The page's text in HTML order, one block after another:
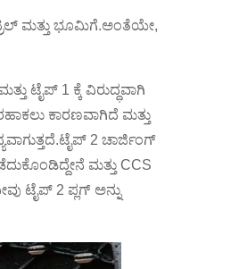
ಮತ್ತು ಭೂಮಿಗೆ.ಅಂತೆಯೇ,
ಟೈಪ್ 1 ಕ್ಕೆ ವಿರುದ್ಧವಾಗಿ
ಕಾರಣವಾಗಿದೆ ಮತ್ತು
2 ಚಾರ್ಜಿಂಗ್
ಮತ್ತು CCS
ಟೈಪ್ 2 ಪ್ಲಗ್ ಅನ್ನು